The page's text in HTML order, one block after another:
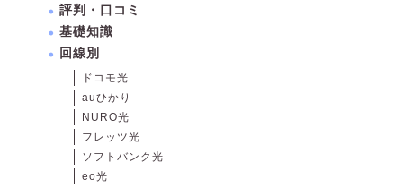
評判・口コミ
基礎知識
回線別
ドコモ光
auひかり
NURO光
フレッツ光
ソフトバンク光
eo光